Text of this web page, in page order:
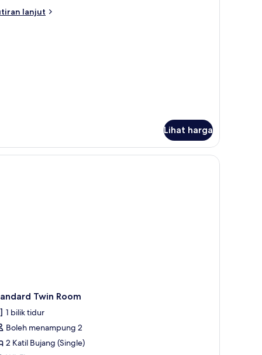
lanjut
Lihat harga
mini percuma, meja
Twin Room
1 bilik tidur
Boleh menampung 2
2 Katil Bujang (Single)